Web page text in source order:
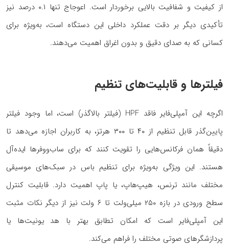
از کیفیت و شفافیت بالایی برخوردار است. اعوجاج تنها ۰.۱ درصد نیز
تأکیدی دیگر بر دقت عملکرد داخلی این دستگاه است، به‌ویژه برای
کسانی که به صدای دقیق و بدون اغراق اهمیت می‌دهند.
فیلترها و قابلیت‌های تنظیم
اگرچه این آمپلی‌فایر فاقد HPF (فیلتر بالاگذر) است، اما وجود فیلتر
پایین‌گذر قابل تنظیم از ۴۰ تا ۳۰۰ هرتز، به کاربران اجازه می‌دهد تا
دقیقاً همان فرکانس‌هایی را تقویت کنند که برای ساب‌ووفرها ایده‌آل
هستند. این ویژگی به‌ویژه برای تنظیم باس در سبک‌های موسیقی
مختلف مانند ترنس، هیپ‌هاپ، یا پاپ اهمیت دارد. قابلیت کنترل
سطح ورودی در بازه ۲۵۰ میلی‌ولت تا ۶ ولت نیز از دیگر نکات مثبت
این آمپلی‌فایر است که امکان تطابق بهتر با هد یونیت‌ها یا
پردازشگرهای صوتی مختلف را فراهم می‌کند.